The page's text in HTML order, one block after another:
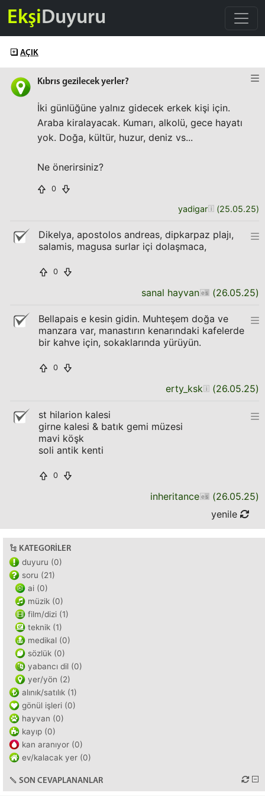
EkşiDuyuru
AÇIK
Kıbrıs gezilecek yerler?
İki günlüğüne yalnız gidecek erkek kişi için.
Araba kiralayacak. Kumarı, alkolü, gece hayatı
yok. Doğa, kültür, huzur, deniz vs...
Ne önerirsiniz?
0
yadigar (25.05.25)
Dikelya, apostolos andreas, dipkarpaz plajı,
salamis, magusa surlar içi dolaşmaca,
0
sanal hayvan (26.05.25)
Bellapais e kesin gidin. Muhteşem doğa ve
manzara var, manastırın kenarındaki kafelerde
bir kahve için, sokaklarında yürüyün.
0
erty_ksk (26.05.25)
st hilarion kalesi
girne kalesi & batık gemi müzesi
mavi köşk
soli antik kenti
0
inheritance (26.05.25)
yenile
KATEGORILER
duyuru (0)
soru (21)
ai (0)
müzik (0)
film/dizi (1)
teknik (1)
medikal (0)
sözlük (0)
yabancı dil (0)
yer/yön (2)
alınık/satılık (1)
gönül işleri (0)
hayvan (0)
kayıp (0)
kan aranıyor (0)
ev/kalacak yer (0)
SON CEVAPLANANLAR